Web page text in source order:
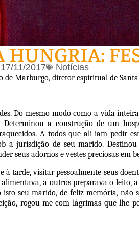
HUNGRIA:
17/11/2017 Notícias
Marburgo, diretor espiritual de
Do mesmo modo como a vida
a construção de um
A todos que ali iam pedir
a jurisdição de seu marido.
seus adornos e vestes preciosas em
à tarde, visitar pessoalmente seus
a outros preparava o leito,
seu marido, de feliz memória, não
rogou-me com lágrimas que lhe